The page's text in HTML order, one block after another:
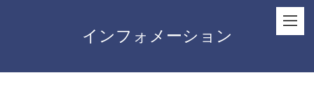
インフォメーション